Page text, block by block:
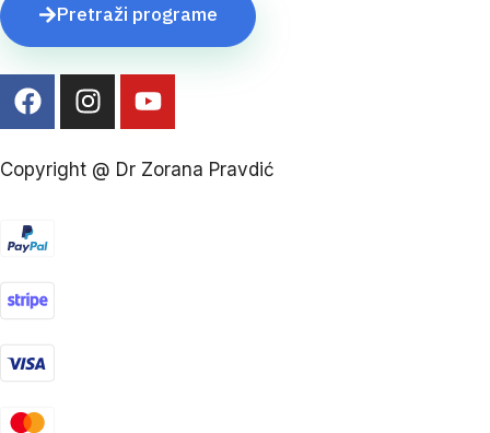
Pretraži programe
Copyright @ Dr Zorana Pravdić